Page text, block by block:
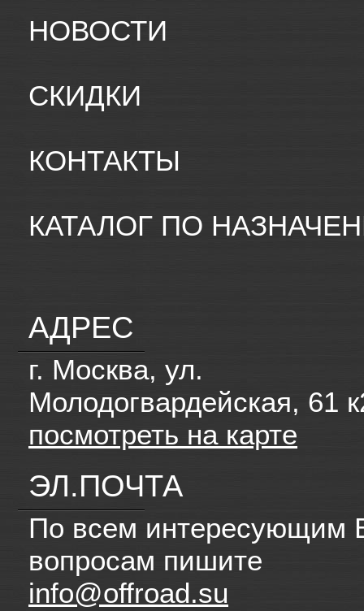
НОВОСТИ
СКИДКИ
КОНТАКТЫ
КАТАЛОГ ПО
АДРЕС
г. Москва, ул.
Молодогвардейская, 61
посмотреть на карте
ЭЛ.ПОЧТА
По всем интересующим
вопросам пишите
info@offroad.su